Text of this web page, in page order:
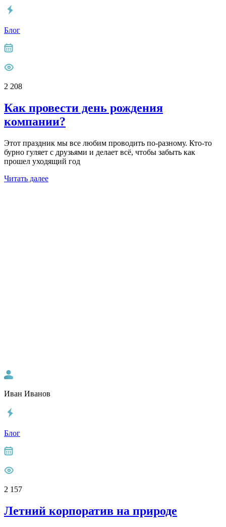
Блог
2 208
Как провести день рождения
компании?
Этот праздник мы все любим проводить по-разному. Кто-то
бурно гуляет с друзьями и делает всё, чтобы забыть как
прошел уходящий год
Читать далее
Иван Иванов
Блог
2 157
Летний корпоратив на природе